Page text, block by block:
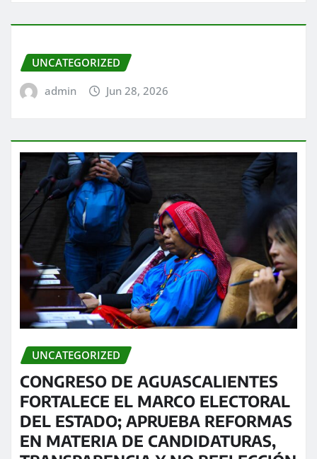
UNCATEGORIZED
admin
Jun 28, 2026
UNCATEGORIZED
CONGRESO DE AGUASCALIENTES
FORTALECE EL MARCO ELECTORAL
DEL ESTADO; APRUEBA REFORMAS
EN MATERIA DE CANDIDATURAS,